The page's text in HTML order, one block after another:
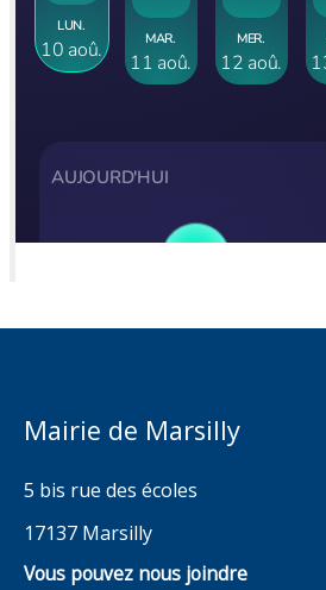
Mairie de Marsilly
5 bis rue des écoles
17137 Marsilly
Vous pouvez nous joindre